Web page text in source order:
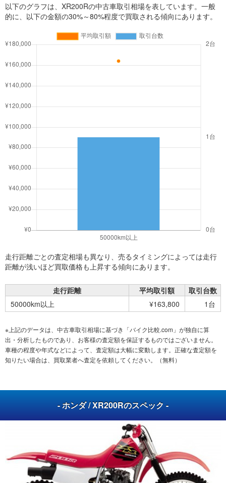
以下のグラフは、XR200Rの中古車取引相場を表しています。一般
的に、以下の金額の30%～80%程度で買取される傾向にあります。
走行距離ごとの査定相場も異なり、売るタイミングによっては走行
距離が浅いほど買取価格も上昇する傾向にあります。
走行距離 平均取引額
取引台数
50000km以上
¥163,800 1台
※上記のデータは、中古車取引相場に基づき「バイク比較.com」が独自に算
出・分析したものであり、お客様の査定額を保証するものではございません。
車種の程度や年式などによって、査定額は大幅に変動します。正確な査定額を
知りたい場合は、買取業者へ査定を依頼してください。（無料）
- ホンダ / XR200Rのスペック -